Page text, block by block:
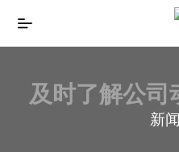
及时了解公司
新